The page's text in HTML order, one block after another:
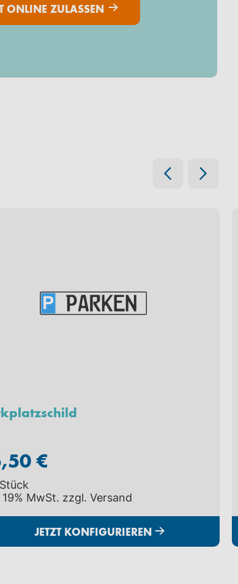
ONLINE ZULASSEN
€
MwSt. zzgl. Versand
JETZT KONFIGURIEREN